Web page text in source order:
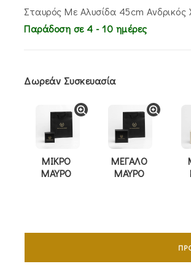
Σταυρός Mε Aλυσίδα 45cm
Παράδοση σε 4 - 10 ημέρες
Δωρεάν Συσκευασία
ΜΙΚΡΟ
ΜΑΥΡΟ
ΜΕΓΑΛΟ
ΜΑΥΡΟ
Σταυρός
Aλυσίδα